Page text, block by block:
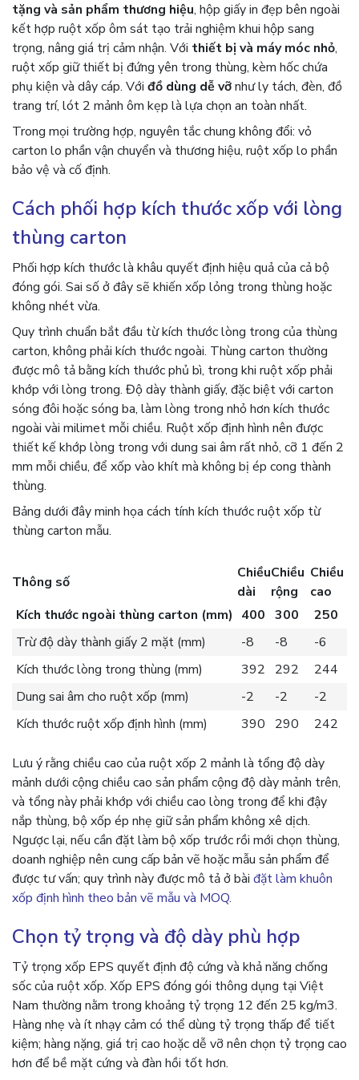
tặng và sản phẩm thương hiệu, hộp giấy in đẹp bên ngoài
kết hợp ruột xốp ôm sát tạo trải nghiệm khui hộp sang
trọng, nâng giá trị cảm nhận. Với thiết bị và máy móc nhỏ,
ruột xốp giữ thiết bị đứng yên trong thùng, kèm hốc chứa
phụ kiện và dây cáp. Với đồ dùng dễ vỡnhư ly tách, đèn, đồ
trang trí, lót 2 mảnh ôm kẹp là lựa chọn an toàn nhất.
Trong mọi trường hợp, nguyên tắc chung không đổi: vỏ
carton lo phần vận chuyển và thương hiệu, ruột xốp lo phần
bảo vệ và cố định.
Cách phối hợp kích thước xốp với lòng
thùng carton
Phối hợp kích thước là khâu quyết định hiệu quả của cả bộ
đóng gói. Sai số ở đây sẽ khiến xốp lỏng trong thùng hoặc
không nhét vừa.
Quy trình chuẩn bắt đầu từ kích thước lòng trong của thùng
carton, không phải kích thước ngoài. Thùng carton thường
được mô tả bằng kích thước phủ bì, trong khi ruột xốp phải
khớp với lòng trong. Độ dày thành giấy, đặc biệt với carton
sóng đôi hoặc sóng ba, làm lòng trong nhỏ hơn kích thước
ngoài vài milimet mỗi chiều. Ruột xốp định hình nên được
thiết kế khớp lòng trong với dung sai âm rất nhỏ, cỡ 1 đến 2
mm mỗi chiều, để xốp vào khít mà không bị ép cong thành
thùng.
Bảng dưới đây minh họa cách tính kích thước ruột xốp từ
thùng carton mẫu.
Thông số
Chiều
dài
Chiều
rộng
Chiều
cao
Kích thước ngoài thùng carton (mm) 400 300
250
Trừ độ dày thành giấy 2 mặt (mm)
-8 -8
-6
Kích thước lòng trong thùng (mm)
392 292
244
Dung sai âm cho ruột xốp (mm)
-2 -2
-2
Kích thước ruột xốp định hình (mm)
390 290 242
Lưu ý rằng chiều cao của ruột xốp 2 mảnh là tổng độ dày
mảnh dưới cộng chiều cao sản phẩm cộng độ dày mảnh trên,
và tổng này phải khớp với chiều cao lòng trong để khi đậy
nắp thùng, bộ xốp ép nhẹ giữ sản phẩm không xê dịch.
Ngược lại, nếu cần đặt làm bộ xốp trước rồi mới chọn thùng,
doanh nghiệp nên cung cấp bản vẽ hoặc mẫu sản phẩm để
được tư vấn; quy trình này được mô tả ở bài đặt làm khuôn
xốp định hình theo bản vẽ mẫu và MOQ.
Chọn tỷ trọng và độ dày phù hợp
Tỷ trọng xốp EPS quyết định độ cứng và khả năng chống
sốc của ruột xốp. Xốp EPS đóng gói thông dụng tại Việt
Nam thường nằm trong khoảng tỷ trọng 12 đến 25 kg/m3.
Hàng nhẹ và ít nhạy cảm có thể dùng tỷ trọng thấp để tiết
kiệm; hàng nặng, giá trị cao hoặc dễ vỡ nên chọn tỷ trọng cao
hơn để bề mặt cứng và đàn hồi tốt hơn.